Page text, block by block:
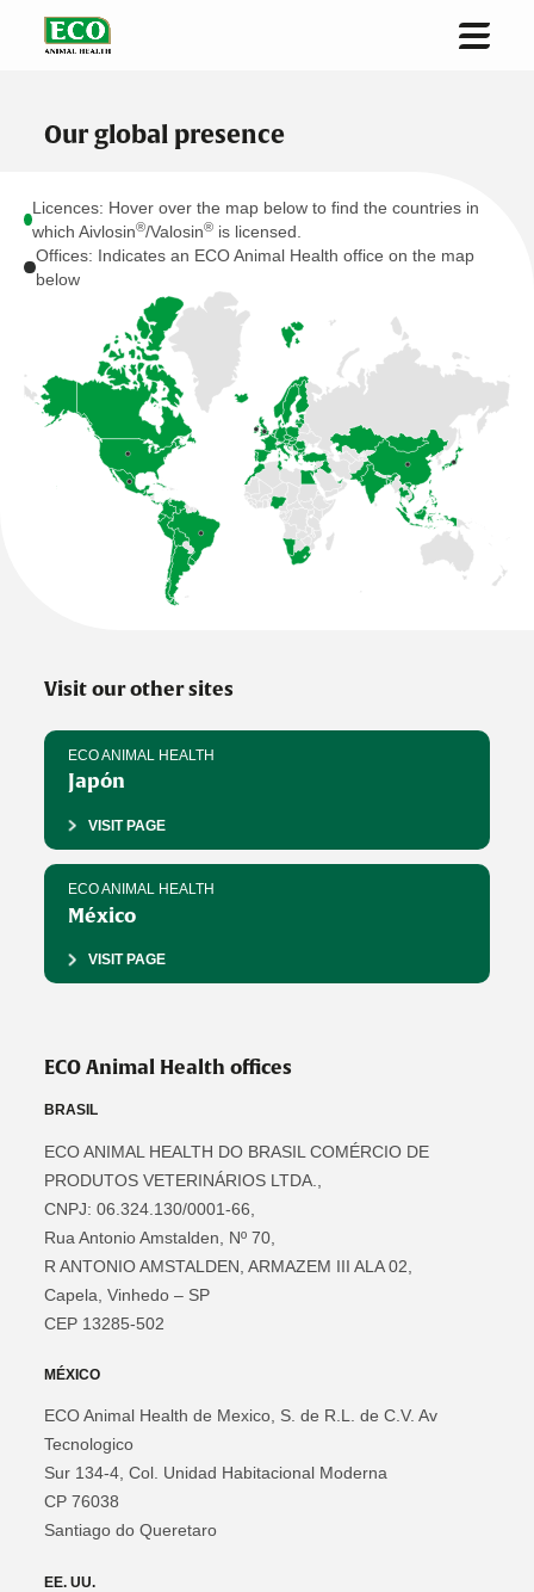
Inicio
Sostenibilidad
Noticias
Contacto
Our global presence
Licences: Hover over the map below to find the countries in
which Aivlosin®/Valosin®is licensed.
Offices: Indicates an ECO Animal Health office on the map
below
Visit our other sites
ECO ANIMAL HEALTH
Japón
VISIT PAGE
ECO ANIMAL HEALTH
México
VISIT PAGE
ECO Animal Health offices
BRASIL
ECO ANIMAL HEALTH DO BRASIL COMÉRCIO DE
PRODUTOS VETERINÁRIOS LTDA.,
CNPJ: 06.324.130/0001-66,
Rua Antonio Amstalden, Nº 70,
R ANTONIO AMSTALDEN, ARMAZEM III ALA 02,
Capela, Vinhedo – SP
CEP 13285-502
MÉXICO
ECO Animal Health de Mexico, S. de R.L. de C.V. Av
Tecnologico
Sur 134-4, Col. Unidad Habitacional Moderna
CP 76038
Santiago do Queretaro
EE. UU.